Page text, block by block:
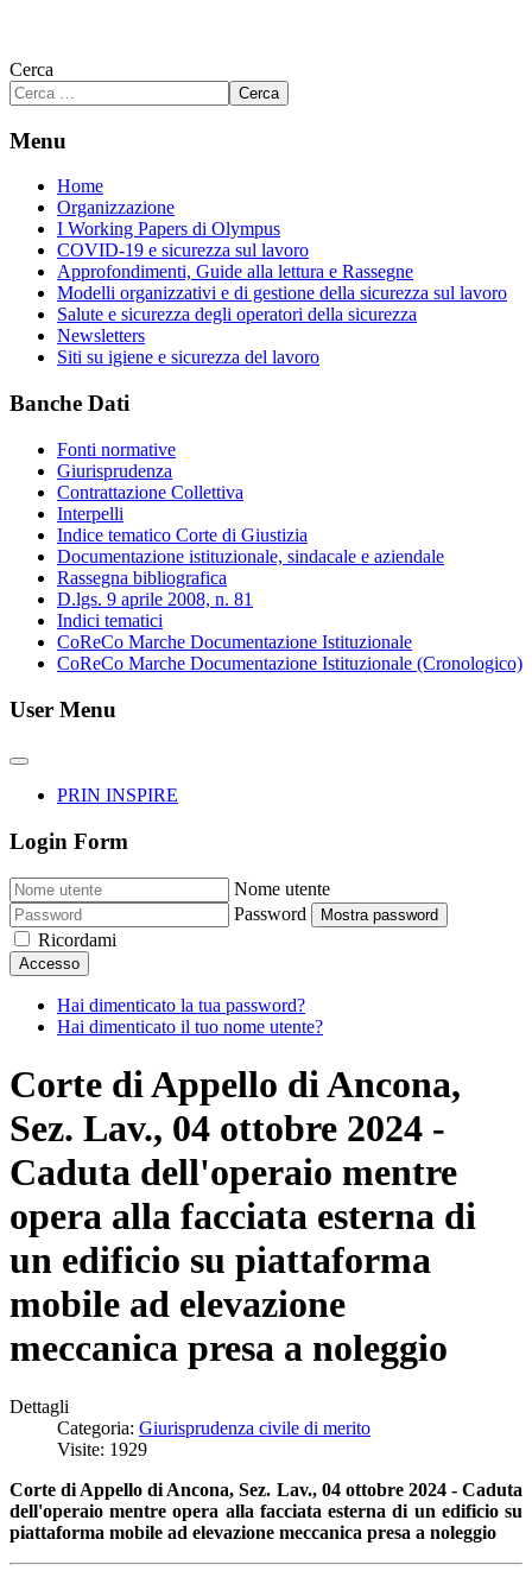
Cerca
Cerca
Menu
Home
Organizzazione
I Working Papers di Olympus
COVID-19 e sicurezza sul lavoro
Approfondimenti, Guide alla lettura e Rassegne
Modelli organizzativi e di gestione della sicurezza sul lavoro
Salute e sicurezza degli operatori della sicurezza
Newsletters
Siti su igiene e sicurezza del lavoro
Banche Dati
Fonti normative
Giurisprudenza
Contrattazione Collettiva
Interpelli
Indice tematico Corte di Giustizia
Documentazione istituzionale, sindacale e aziendale
Rassegna bibliografica
D.lgs. 9 aprile 2008, n. 81
Indici tematici
CoReCo Marche Documentazione Istituzionale
CoReCo Marche Documentazione Istituzionale (Cronologico)
User Menu
PRIN INSPIRE
Login Form
Nome utente
Password
Mostra password
Ricordami
Accesso
Hai dimenticato la tua password?
Hai dimenticato il tuo nome utente?
Corte di Appello di Ancona,
Sez. Lav., 04 ottobre 2024 -
Caduta dell'operaio mentre
opera alla facciata esterna di
un edificio su piattaforma
mobile ad elevazione
meccanica presa a noleggio
Dettagli
Categoria: Giurisprudenza civile di merito
Visite: 1929
Corte di Appello di Ancona, Sez. Lav., 04 ottobre 2024 - Caduta
dell'operaio mentre opera alla facciata esterna di un edificio su
piattaforma mobile ad elevazione meccanica presa a noleggio